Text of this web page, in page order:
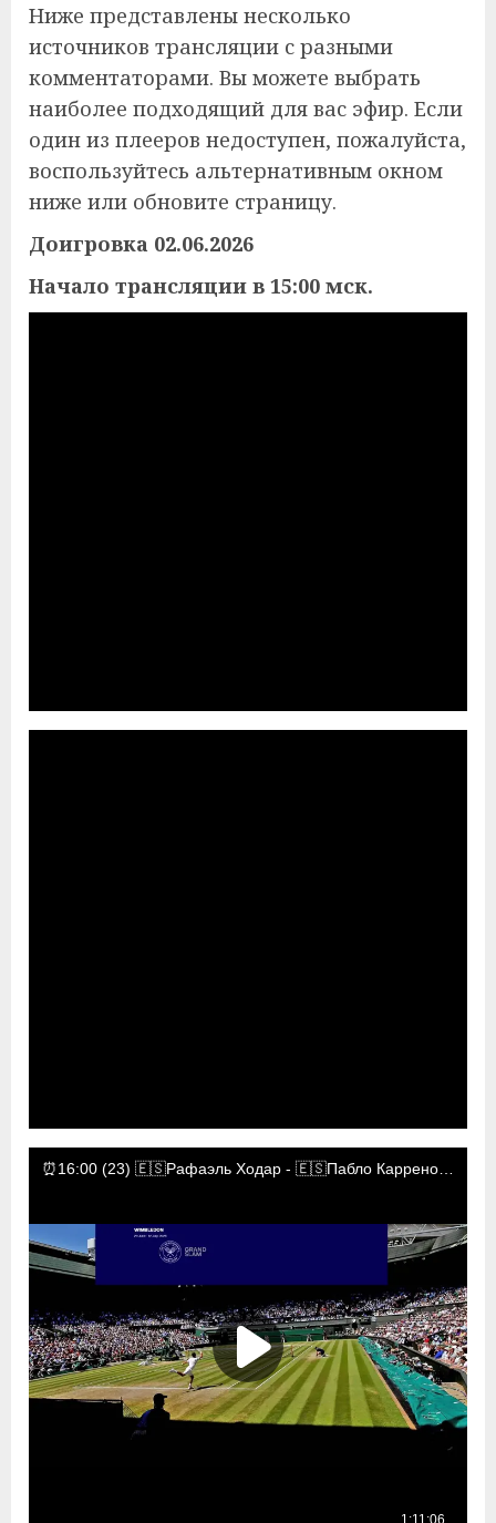
Ниже представлены несколько
источников трансляции с разными
комментаторами. Вы можете выбрать
наиболее подходящий для вас эфир. Если
один из плееров недоступен, пожалуйста,
воспользуйтесь альтернативным окном
ниже или обновите страницу.
Доигровка 02.06.2026
Начало трансляции в 15:00 мск.